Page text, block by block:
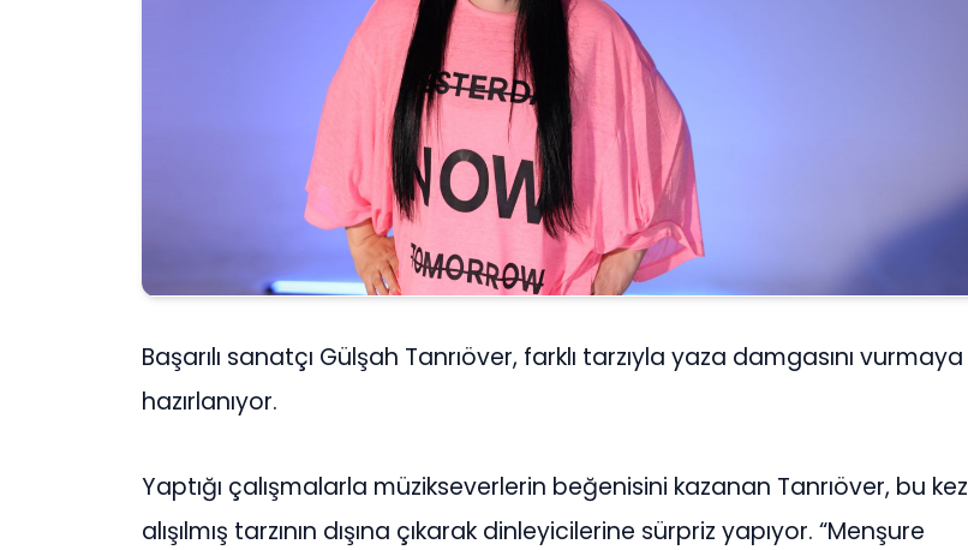
Başarılı sanatçı Gülşah Tanrıöver, farklı tarzıyla yaza damgasını vurmaya
hazırlanıyor.
Yaptığı çalışmalarla müzikseverlerin beğenisini kazanan Tanrıöver, bu kez
alışılmış tarzının dışına çıkarak dinleyicilerine sürpriz yapıyor. “Menşure